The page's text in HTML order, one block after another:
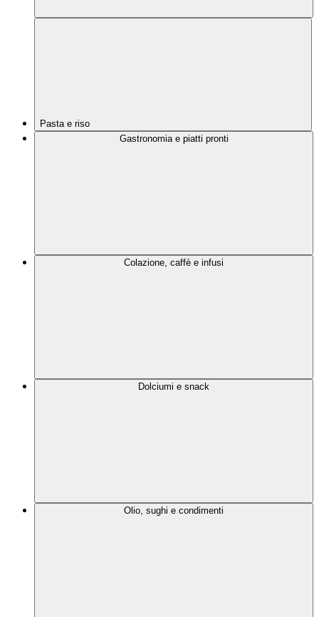
Pasta e riso
Gastronomia e piatti pronti
Colazione, caffè e infusi
Dolciumi e snack
Olio, sughi e condimenti